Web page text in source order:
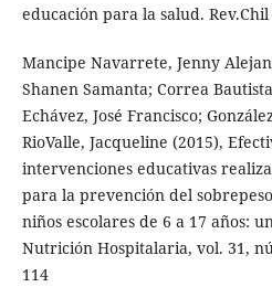
educación para la salud.
Mancipe Navarrete, Jenny
Shanen Samanta; Correa
Echávez, José Francisco;
RioValle, Jacqueline (2015),
intervenciones educativas
para la prevención del
niños escolares de 6 a 17 años:
Nutrición Hospitalaria, vol. 31,
114